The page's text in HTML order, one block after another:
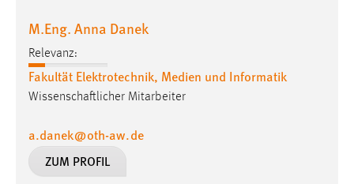
M.Eng. Anna Danek
Relevanz:
Fakultät Elektrotechnik, Medien und Informatik
Wissenschaftlicher Mitarbeiter
a.danek@oth-aw.de
ZUM PROFIL